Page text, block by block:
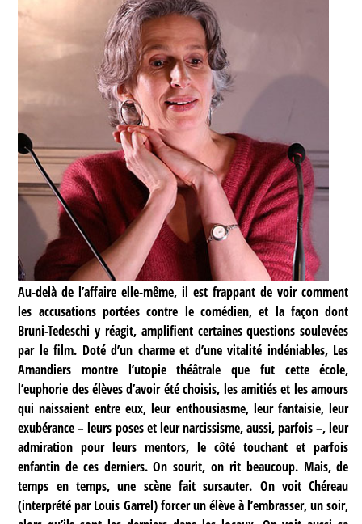
Au-delà de l’affaire elle-même, il est frappant de voir comment
les accusations portées contre le comédien, et la façon dont
Bruni-Tedeschi y réagit, amplifient certaines questions soulevées
par le film. Doté d’un charme et d’une vitalité indéniables, Les
Amandiers montre l’utopie théâtrale que fut cette école,
l’euphorie des élèves d’avoir été choisis, les amitiés et les amours
qui naissaient entre eux, leur enthousiasme, leur fantaisie, leur
exubérance – leurs poses et leur narcissisme, aussi, parfois –, leur
admiration pour leurs mentors, le côté touchant et parfois
enfantin de ces derniers. On sourit, on rit beaucoup. Mais, de
temps en temps, une scène fait sursauter. On voit Chéreau
(interprété par Louis Garrel) forcer un élève à l’embrasser, un soir,